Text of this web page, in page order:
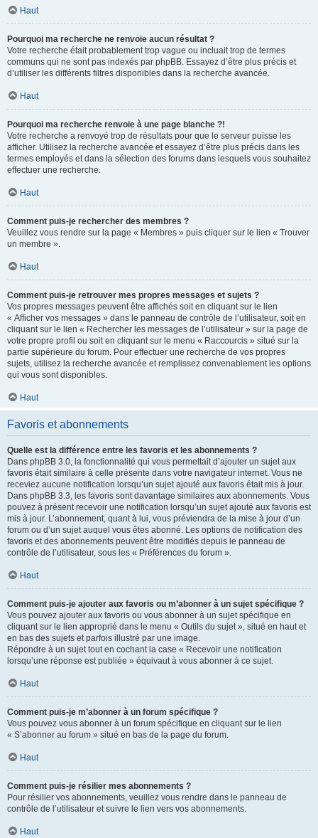
Haut
Pourquoi ma recherche ne renvoie aucun résultat ?
Votre recherche était probablement trop vague ou incluait trop de termes
communs qui ne sont pas indexés par phpBB. Essayez d’être plus précis et
d’utiliser les différents filtres disponibles dans la recherche avancée.
Haut
Pourquoi ma recherche renvoie à une page blanche ?!
Votre recherche a renvoyé trop de résultats pour que le serveur puisse les
afficher. Utilisez la recherche avancée et essayez d’être plus précis dans les
termes employés et dans la sélection des forums dans lesquels vous souhaitez
effectuer une recherche.
Haut
Comment puis-je rechercher des membres ?
Veuillez vous rendre sur la page « Membres » puis cliquer sur le lien « Trouver
un membre ».
Haut
Comment puis-je retrouver mes propres messages et sujets ?
Vos propres messages peuvent être affichés soit en cliquant sur le lien
« Afficher vos messages » dans le panneau de contrôle de l’utilisateur, soit en
cliquant sur le lien « Rechercher les messages de l’utilisateur » sur la page de
votre propre profil ou soit en cliquant sur le menu « Raccourcis » situé sur la
partie supérieure du forum. Pour effectuer une recherche de vos propres
sujets, utilisez la recherche avancée et remplissez convenablement les options
qui vous sont disponibles.
Haut
Favoris et abonnements
Quelle est la différence entre les favoris et les abonnements ?
Dans phpBB 3.0, la fonctionnalité qui vous permettait d’ajouter un sujet aux
favoris était similaire à celle présente dans votre navigateur internet. Vous ne
receviez aucune notification lorsqu’un sujet ajouté aux favoris était mis à jour.
Dans phpBB 3.3, les favoris sont davantage similaires aux abonnements. Vous
pouvez à présent recevoir une notification lorsqu’un sujet ajouté aux favoris est
mis à jour. L’abonnement, quant à lui, vous préviendra de la mise à jour d’un
forum ou d’un sujet auquel vous êtes abonné. Les options de notification des
favoris et des abonnements peuvent être modifiés depuis le panneau de
contrôle de l’utilisateur, sous les « Préférences du forum ».
Haut
Comment puis-je ajouter aux favoris ou m’abonner à un sujet spécifique ?
Vous pouvez ajouter aux favoris ou vous abonner à un sujet spécifique en
cliquant sur le lien approprié dans le menu « Outils du sujet », situé en haut et
en bas des sujets et parfois illustré par une image.
Répondre à un sujet tout en cochant la case « Recevoir une notification
lorsqu’une réponse est publiée » équivaut à vous abonner à ce sujet.
Haut
Comment puis-je m’abonner à un forum spécifique ?
Vous pouvez vous abonner à un forum spécifique en cliquant sur le lien
« S’abonner au forum » situé en bas de la page du forum.
Haut
Comment puis-je résilier mes abonnements ?
Pour résilier vos abonnements, veuillez vous rendre dans le panneau de
contrôle de l’utilisateur et suivre le lien vers vos abonnements.
Haut